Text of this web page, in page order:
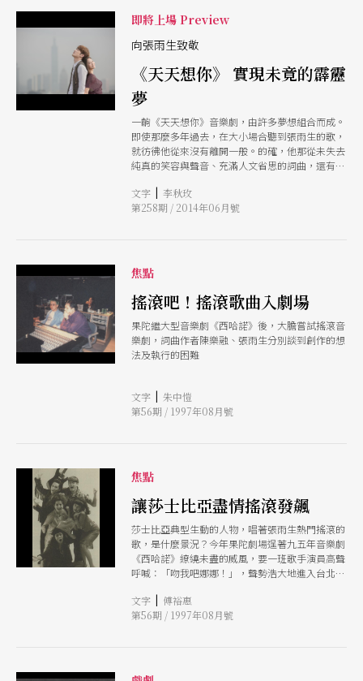
心靈旅程。 自1993年定居台灣的作曲家櫻井弘二
（Koji Sakurai），從流行音樂製作人轉身成為跨
界創作者，作品涵蓋音樂劇、舞劇、打擊樂、電影
「台北世大運」開幕式的音樂總監，長年與國內眾
事」，《天河旅記》正是他最具個人情感與哲思的
代表作之一。 本作靈感來自日本作家宮澤賢治經
典作品《銀河鉄道の夜》，這是一部因親人驟逝而
誕生的童話，也是一段療癒失落、同時尋找希望的
哲理寓言。櫻井弘二說：「宮澤賢治因為妹妹離去
的哀傷，從東北搭上火車一路往北，跨海經過北海
道、續往庫頁島回來之後寫下這個故事。」 2005
年，櫻井弘二首次以該作品為基礎，應國家兩廳院
之邀創作多媒體音樂劇場《銀河鐵道の夜》，2006
重新詮釋，並收錄於傳藝金曲獎入圍專輯中。2010
年，櫻井再次應文建會之邀製作新版音樂劇場，並
加入周東彥的影像設計。2022年，他重拾創作初
心，以六重奏為編制重新打造《天河旅記》，展現
更細膩、更私密的音樂敘事力。
即將上場 Preview
向張雨生致敬
《天天想你》 實現未竟的霹靂
夢
一齣《天天想你》音樂劇，由許多夢想組合而成。
即使那麼多年過去，在大小場合聽到張雨生的歌，
就彷彿他從來沒有離開一般。的確，他那從未失去
純真的笑容與聲音、充滿人文省思的詞曲，還有熱
歌、聆聽、排練讓張雨生的好友櫻井弘二都開玩笑
地說：「我對他愈來愈熟了！」
文字 | 李秋玫
第258期 / 2014年06月號
焦點
搖滾吧！搖滾歌曲入劇場
果陀繼大型音樂劇《西哈諾》後，大膽嘗試搖滾音
樂劇，詞曲作者陳樂融、張雨生分別談到創作的想
法及執行的困難
文字 | 朱中愷
第56期 / 1997年08月號
焦點
讓莎士比亞盡情搖滾發飆
莎士比亞典型生動的人物，唱著張雨生熱門搖滾的
歌，是什麼景況？今年果陀劇場逞著九五年音樂劇
《西哈諾》繚繞未盡的威風，要一班歌手演員高聲
呼喊：「吻我吧娜娜！」，聲勢浩大地進入台北國
文字 | 傅裕惠
第56期 / 1997年08月號